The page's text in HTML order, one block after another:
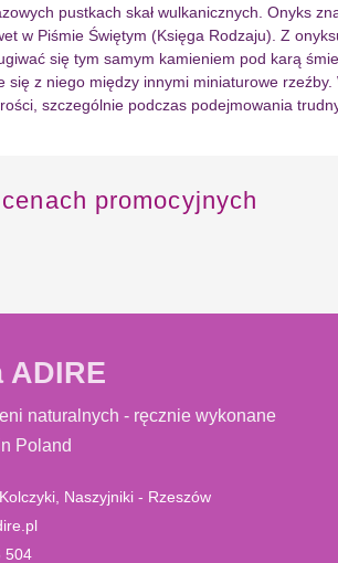
pustkach skał wulkanicznych. Onyks
w Piśmie Świętym (Księga Rodzaju). Z
się tym samym kamieniem pod karą
się z niego między innymi miniaturowe
szczególnie podczas podejmowania
promocyjnych
naturalnych - ręcznie wykonane
Poland
Naszyjniki - Rzeszów
504